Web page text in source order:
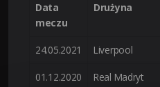
Data
meczu
Drużyna
24.05.2021 Liverpool
01.12.2020 Real Madryt